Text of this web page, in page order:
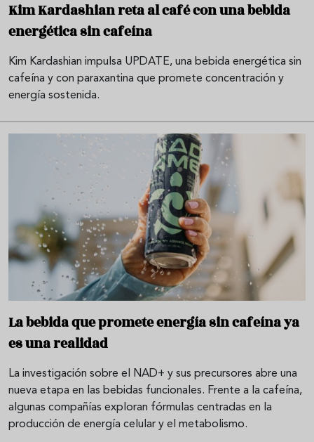
Kim Kardashian reta al café con una bebida
energética sin cafeína
Kim Kardashian impulsa UPDATE, una bebida energética sin
cafeína y con paraxantina que promete concentración y
energía sostenida.
La bebida que promete energía sin cafeína ya
es una realidad
La investigación sobre el NAD+ y sus precursores abre una
nueva etapa en las bebidas funcionales. Frente a la cafeína,
algunas compañías exploran fórmulas centradas en la
producción de energía celular y el metabolismo.